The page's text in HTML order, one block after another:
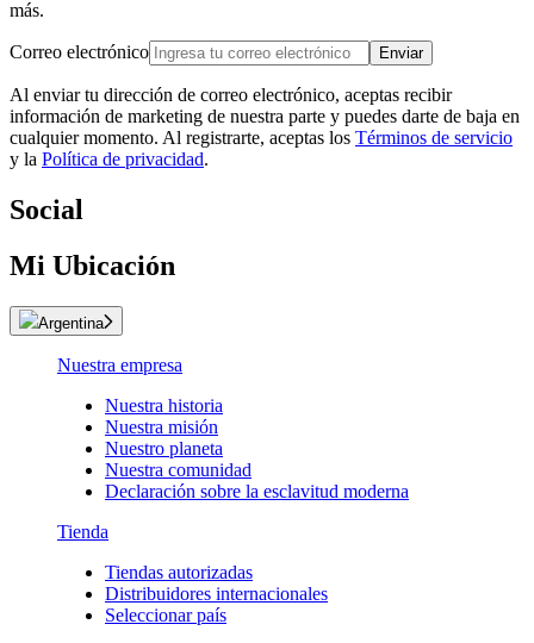
más.
Correo electrónico Enviar
Al enviar tu dirección de correo electrónico, aceptas recibir
información de marketing de nuestra parte y puedes darte de baja en
cualquier momento. Al registrarte, aceptas los Términos de servicio
y la Política de privacidad.
Social
Mi Ubicación
Argentina
Nuestra empresa
Nuestra historia
Nuestra misión
Nuestro planeta
Nuestra comunidad
Declaración sobre la esclavitud moderna
Tienda
Tiendas autorizadas
Distribuidores internacionales
Seleccionar país